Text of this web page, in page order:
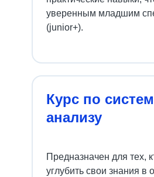
Предназначен для тех,
углубить свои знания в
Курс по
анализу
уверенным младшим
(junior+).
• Знание основ Java и объектно-
версий (например, Git)
• Понимание принципов
с базами данных (SQL)
• Умение работать в команде и
учиться
стороны